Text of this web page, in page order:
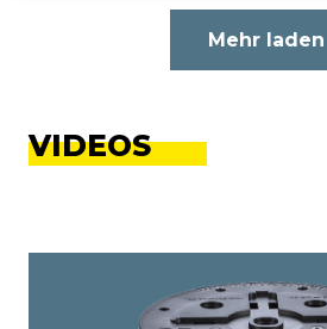
Mehr laden
VIDEOS